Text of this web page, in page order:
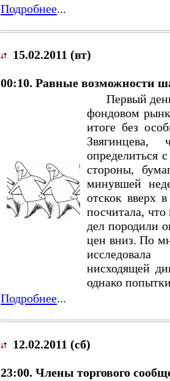
Подробнее...
15.02.2011 (вт)
00:10. Равные возможности
Первый день
фондовом
итоге без
Звягинцева,
определиться
стороны,
минувшей
отскок вверх
посчитала,
дел породили
цен вниз. По
нисходящей
однако
Подробнее...
12.02.2011 (сб)
23:00. Члены торгового